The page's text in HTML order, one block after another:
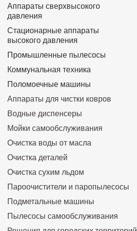
Аппараты сверхвысокого
давления
Стационарные аппараты
высокого давления
Промышленные пылесосы
Коммунальная техника
Поломоечные машины
Аппараты для чистки ковров
Водные диспенсеры
Мойки самообслуживания
Очистка воды от масла
Очистка деталей
Очистка сухим льдом
Пароочистители и паропылесосы
Подметальные машины
Пылесосы самообслуживания